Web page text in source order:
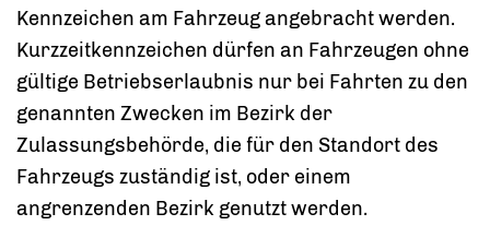
Kennzeichen am Fahrzeug angebracht werden.
Kurzzeitkennzeichen dürfen an Fahrzeugen ohne
gültige Betriebserlaubnis nur bei Fahrten zu den
genannten Zwecken im Bezirk der
Zulassungsbehörde, die für den Standort des
Fahrzeugs zuständig ist, oder einem
angrenzenden Bezirk genutzt werden.